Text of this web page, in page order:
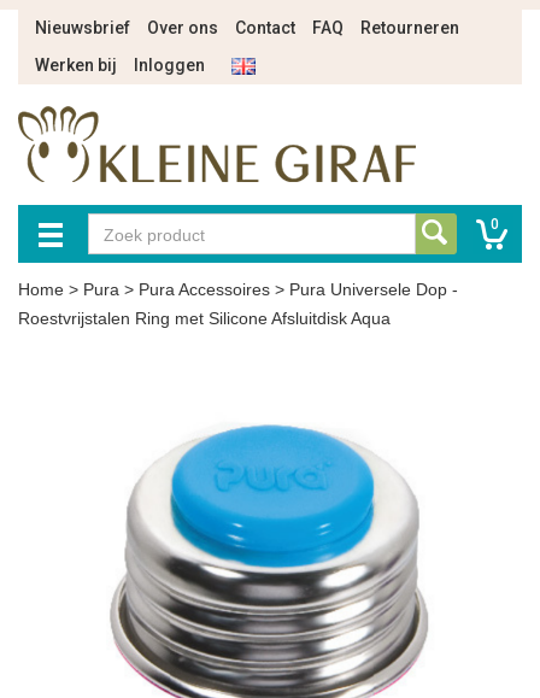
Nieuwsbrief Over ons Contact FAQ
Retourneren
Werken bij
Inloggen
0
Home > Pura > Pura Accessoires > Pura Universele Dop -
Roestvrijstalen Ring met Silicone Afsluitdisk Aqua